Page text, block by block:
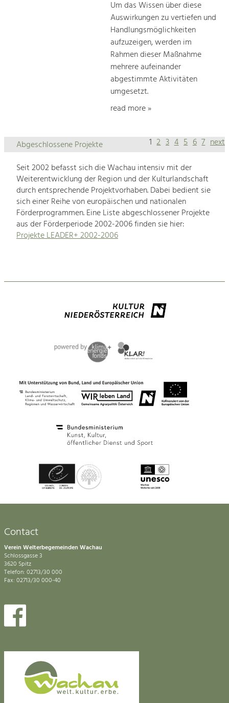
Um das Wissen über diese
Auswirkungen zu vertiefen und
Handlungsmöglichkeiten
aufzuzeigen, werden im
Rahmen dieser Maßnahme
mehrere aufeinander
abgestimmte Aktivitäten
umgesetzt.
read more »
1 2 3 4 5 6 7 next
Abgeschlossene Projekte
Seit 2002 befasst sich die Wachau intensiv mit der
Weiterentwicklung der Region und der Kulturlandschaft
durch entsprechende Projektvorhaben. Dabei bedient sie
sich einer Reihe von europäischen und nationalen
Förderprogrammen. Eine Liste abgeschlossener Projekte
aus der Förderperiode 2002-2006 finden sie hier:
Projekte LEADER+ 2002-2006
Contact
Verein Welterbegemeinden Wachau
Schlossgasse 3
3620 Spitz
Telefon: 02713/30 000
Fax: 02713/30 000-40